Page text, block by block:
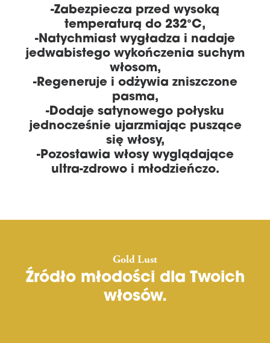
-Zabezpiecza przed wysoką
temperaturą do 232°C,
-Natychmiast wygładza i nadaje
jedwabistego wykończenia suchym
włosom,
-Regeneruje i odżywia zniszczone
pasma,
-Dodaje satynowego połysku
jednocześnie ujarzmiając puszące
się włosy,
-Pozostawia włosy wyglądające
ultra-zdrowo i młodzieńczo.
Gold Lust
Źródło młodości dla Twoich
włosów.